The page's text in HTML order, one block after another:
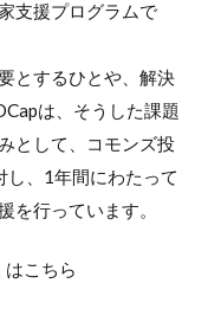
支援プログラムで
とするひとや、解決
は、そうした課題
として、コモンズ投
、1年間にわたって
を行っています。
こちら